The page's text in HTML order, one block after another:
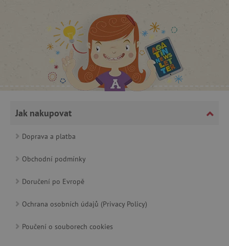
Jak nakupovat
Doprava a platba
Obchodní podmínky
Doručení po Evropě
Ochrana osobních údajů (Privacy Policy)
Poučení o souborech cookies
cjConsent